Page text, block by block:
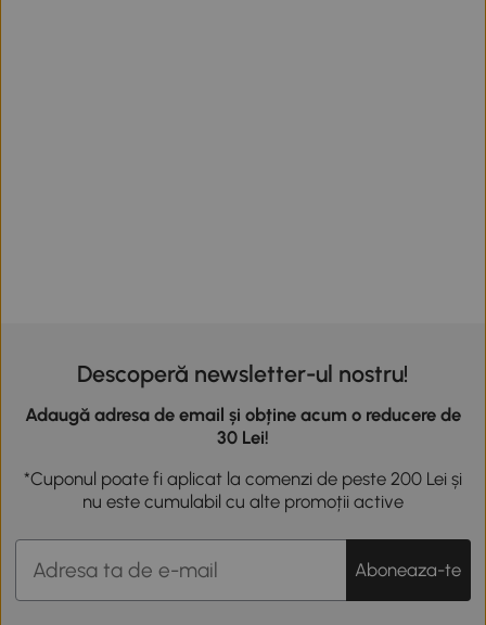
Descoperă newsletter-ul nostru!
Adaugă adresa de email și obține acum o reducere de
30 Lei!
*Cuponul poate fi aplicat la comenzi de peste 200 Lei și
nu este cumulabil cu alte promoții active
Aboneaza-te